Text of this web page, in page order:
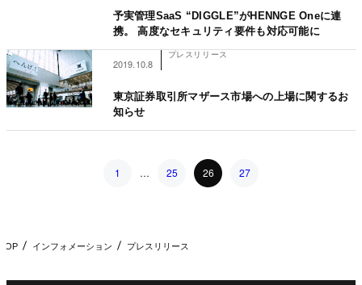
予実管理SaaS “DIGGLE”がHENNGE Oneに連
携。 高度なセキュリティ要件も対応可能に
2019.10.8
プレスリリース
東京証券取引所マザース市場への上場に関するお
知らせ
Posts pagination
1 … 25 26 27
TOP インフォメーション プレスリリース